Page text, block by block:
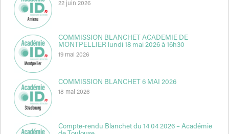
22 juin 2026
COMMISSION BLANCHET ACADEMIE DE
MONTPELLIER lundi 18 mai 2026 à 16h30
19 mai 2026
COMMISSION BLANCHET 6 MAI 2026
18 mai 2026
Compte-rendu Blanchet du 14 04 2026 – Académie